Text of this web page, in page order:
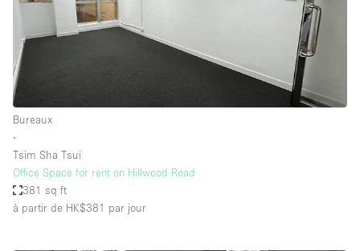
Bureaux
∙
Tsim Sha Tsui
Office Space for rent on Hillwood Road
381 sq ft
à partir de HK$381 par jour